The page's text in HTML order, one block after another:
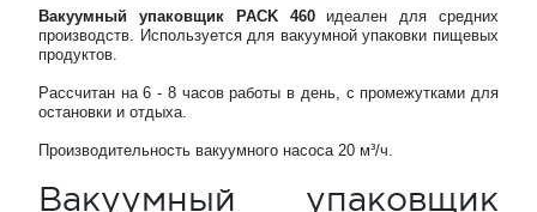
Вакуумный упаковщик PACK 460идеален для средних
производств. Используется для вакуумной упаковки пищевых
продуктов.
Рассчитан на 6 - 8 часов работы в день, с промежутками для
остановки и отдыха.
Производительность вакуумного насоса 20 м³/ч.
Вакуумный упаковщик